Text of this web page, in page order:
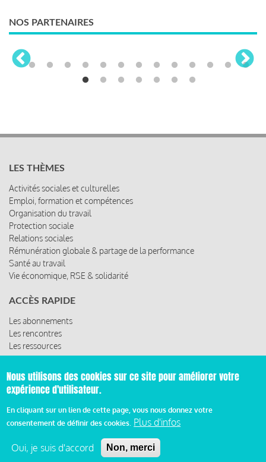
NOS PARTENAIRES
LES THÈMES
Activités sociales et culturelles
Emploi, formation et compétences
Organisation du travail
Protection sociale
Relations sociales
Santé au travail
Vie économique, RSE & solidarité
ACCÈS RAPIDE
Les abonnements
Les rencontres
© 2019 Miroir Social - Réalisé par
Nous utilisons des cookies sur ce site pour améliorer votre
expérience d'utilisateur.
En cliquant sur un lien de cette page, vous nous donnez votre
consentement de définir des cookies. Plus d'infos
Oui, je suis d'accord Non, merci